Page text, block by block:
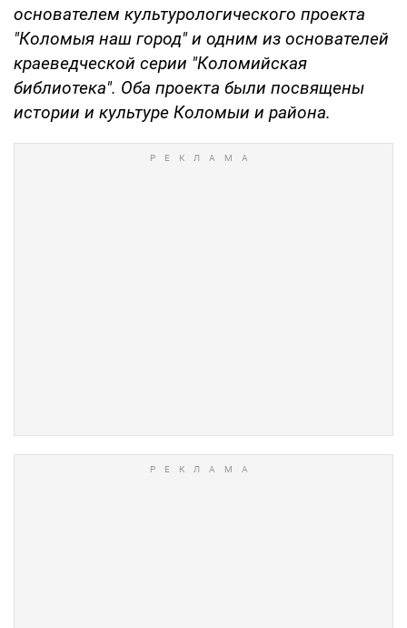
основателем культурологического проекта
"Коломыя наш город" и одним из основателей
краеведческой серии "Коломийская
библиотека". Оба проекта были посвящены
истории и культуре Коломыи и района.